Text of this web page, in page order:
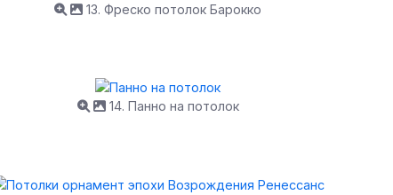
13. Фреско потолок Барокко
14. Панно на потолок